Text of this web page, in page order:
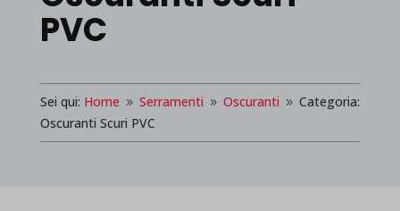
PVC
Sei qui: Home 9 Serramenti 9 Oscuranti 9 Categoria:
Oscuranti Scuri PVC